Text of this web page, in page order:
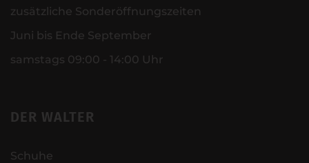
zusätzliche Sonderöffnungszeiten
Juni bis Ende September
samstags 09:00 - 14:00 Uhr
DER WALTER
Schuhe